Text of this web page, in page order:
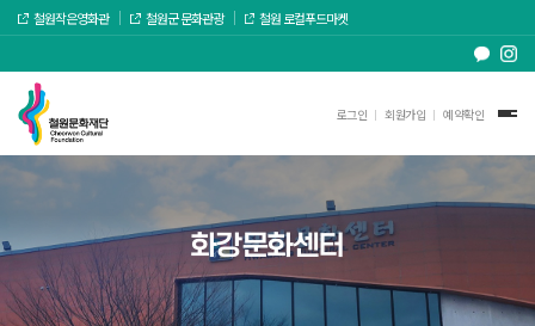
철원작은영화관 철원군 문화관광 철원 로컬푸드마켓
로그인 회원가입 예약확인
화강문화센터